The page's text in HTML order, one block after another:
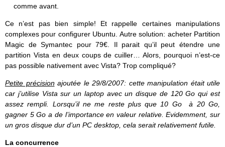
comme avant.
Ce n’est pas bien simple! Et rappelle certaines manipulations
complexes pour configurer Ubuntu. Autre solution: acheter Partition
Magic de Symantec pour 79€. Il parait qu’il peut étendre une
partition Vista en deux coups de cuiller… Alors, pourquoi n’est-ce
pas possible nativement avec Vista? Trop compliqué?
Petite précisionajoutée le 29/8/2007: cette manipulation était utile
car j’utilise Vista sur un laptop avec un disque de 120 Go qui est
assez rempli. Lorsqu’il ne me reste plus que 10 Go à 20 Go,
gagner 5 Go a de l’importance en valeur relative. Evidemment, sur
un gros disque dur d’un PC desktop, cela serait relativement futile.
La concurrence